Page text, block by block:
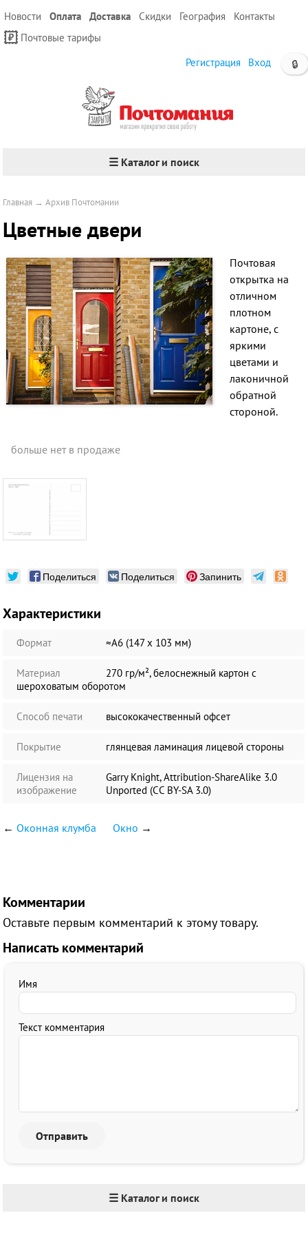
Новости Оплата Доставка Скидки География
Контакты
Почтовые тарифы
🔒
Регистрация Вход
☰ Каталог и поиск
Главная →Архив Почтомании
Цветные двери
Почтовая
открытка на
отличном
плотном
картоне, с
яркими
цветами и
лаконичной
обратной
стороной.
больше нет в продаже
Поделиться Поделиться Запинить
Характеристики
Формат ≈А6 (147 х 103 мм)
Материал
270 гр/м², белоснежный картон с
шероховатым оборотом
Способ печати высококачественный офсет
Покрытие глянцевая ламинация лицевой стороны
Лицензия на
изображение
Garry Knight, Attribution-ShareAlike 3.0
Unported (CC BY-SA 3.0)
←Оконная клумба Окно →
Комментарии
Оставьте первым комментарий к этому товару.
Написать комментарий
Имя
Текст комментария
☰ Каталог и поиск